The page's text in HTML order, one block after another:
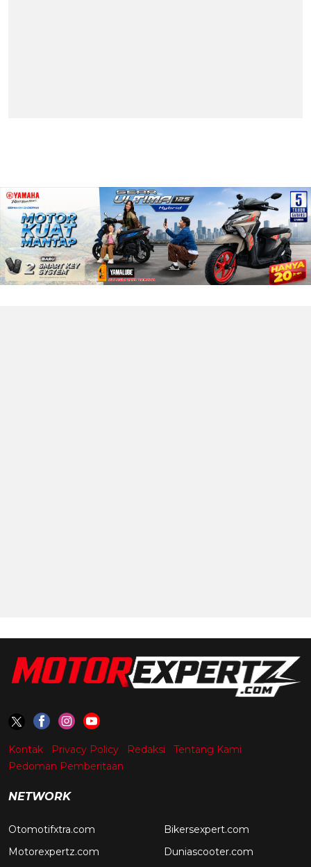
Kontak Privacy Policy Redaksi
Tentang Kami
Pedoman Pemberitaan
NETWORK
Otomotifxtra.com
Motorexpertz.com
Bikersexpert.com
Duniascooter.com